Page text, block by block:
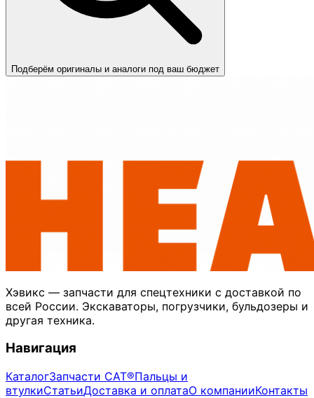
Подберём оригиналы и аналоги под ваш бюджет
Хэвикс — запчасти для спецтехники с доставкой по
всей России. Экскаваторы, погрузчики, бульдозеры и
другая техника.
Навигация
КаталогЗапчасти CAT®Пальцы и
втулкиСтатьиДоставка и оплатаО компанииКонтакты